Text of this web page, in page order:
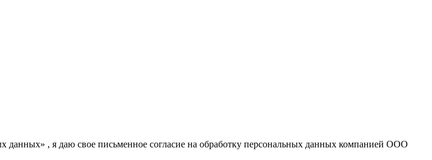
, я даю свое письменное согласие на обработку персональных данных компанией ООО